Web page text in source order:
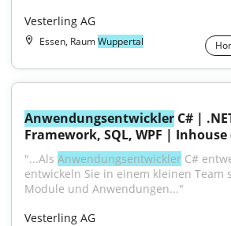
Vesterling AG
Essen, RaumWuppertal
Anwendungsentwickler C# |
Framework, SQL, WPF |
"...Als Anwendungsentwickler C#
entwickeln Sie in einem kleinen Team
Module und Anwendungen..."
Vesterling AG